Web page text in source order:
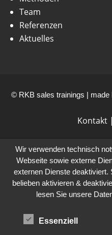
Team
Referenzen
Aktuelles
© RKB sales trainings |
Kontakt|
Wir verwenden technisch
Webseite sowie externe
externen Dienste deaktiviert.
belieben aktivieren &
lesen Sie unsere
Essenziell